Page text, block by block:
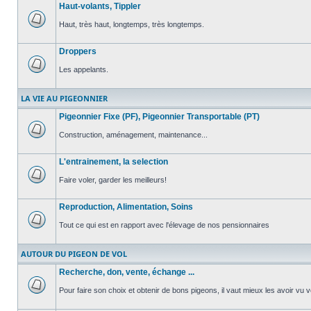
non
message
non
Haut-volants, Tippler
Haut, très haut, longtemps, très longtemps.
message
non
lu
Droppers
Les appelants.
LA VIE AU PIGEONNIER
message
non
Pigeonnier Fixe (PF), Pigeonnier Transportable (PT)
Construction, aménagement, maintenance...
message
non
L'entrainement, la selection
Faire voler, garder les meilleurs!
message
non
lu
Reproduction, Alimentation, Soins
Tout ce qui est en rapport avec l'élevage de nos pensionnaires
AUTOUR DU PIGEON DE VOL
message
Recherche, don, vente, échange ...
Pour faire son choix et obtenir de bons pigeons, il vaut mieux les avoir vu